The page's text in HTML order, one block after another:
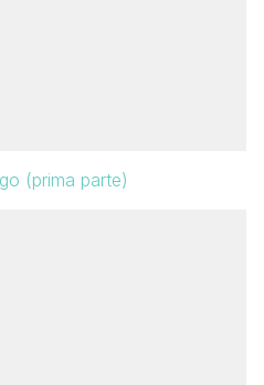
(prima parte)